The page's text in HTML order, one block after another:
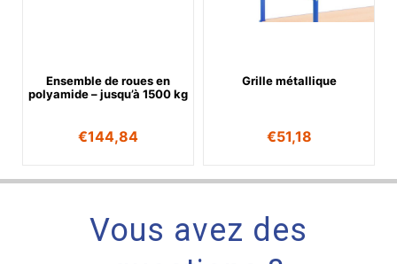
Ensemble de roues en
polyamide – jusqu’à 1500 kg
€144,84
Grille métallique
€51,18
Vous avez des